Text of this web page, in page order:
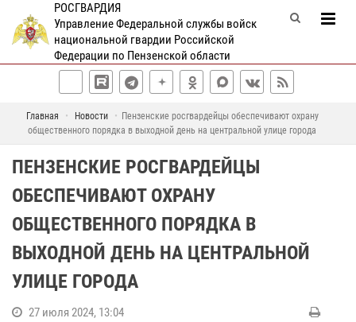
РОСГВАРДИЯ
Управление Федеральной службы войск
национальной гвардии Российской
Федерации по Пензенской области
Главная Новости
Пензенские росгвардейцы обеспечивают охрану
общественного порядка в выходной день на центральной улице города
ПЕНЗЕНСКИЕ РОСГВАРДЕЙЦЫ
ОБЕСПЕЧИВАЮТ ОХРАНУ
ОБЩЕСТВЕННОГО ПОРЯДКА В
ВЫХОДНОЙ ДЕНЬ НА ЦЕНТРАЛЬНОЙ
УЛИЦЕ ГОРОДА
27 июля 2024, 13:04